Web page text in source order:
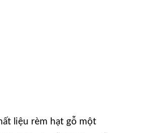
liệu rèm hạt gỗ một